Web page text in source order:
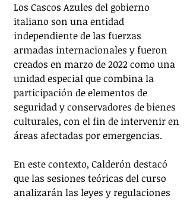
Los Cascos Azules del gobierno
italiano son una entidad
independiente de las fuerzas
armadas internacionales y fueron
creados en marzo de 2022 como una
unidad especial que combina la
participación de elementos de
seguridad y conservadores de bienes
culturales, con el fin de intervenir en
áreas afectadas por emergencias.
En este contexto, Calderón destacó
que las sesiones teóricas del curso
analizarán las leyes y regulaciones